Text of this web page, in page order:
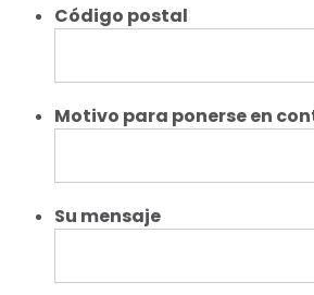
Código postal
Motivo para ponerse en
Su mensaje